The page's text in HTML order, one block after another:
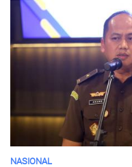
NASIONAL